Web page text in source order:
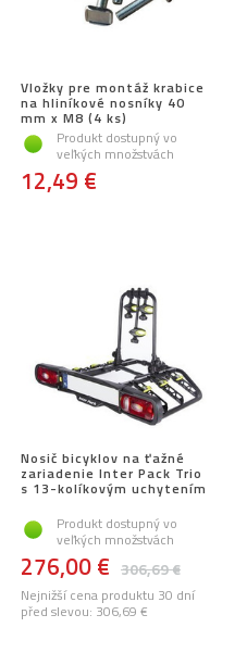
Vložky pre montáž krabice
na hliníkové nosníky 40
mm x M8 (4 ks)
Produkt dostupný vo
veľkých množstvách
12,49 €
Nosič bicyklov na ťažné
zariadenie Inter Pack Trio
s 13-kolíkovým uchytením
Produkt dostupný vo
veľkých množstvách
306,69 €
276,00 €
Nejnižší cena produktu 30 dní
před slevou: 306,69 €